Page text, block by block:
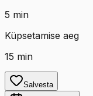
5 min
Küpsetamise aeg
15 min
Salvesta